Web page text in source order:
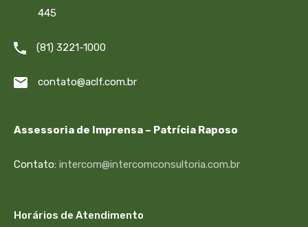
445
(81) 3221-1000
contato@aclf.com.br
Assessoria de Imprensa – Patrícia Raposo
Contato: intercom@intercomconsultoria.com.br
Horários de Atendimento